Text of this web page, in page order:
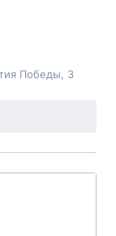
Победы , 3